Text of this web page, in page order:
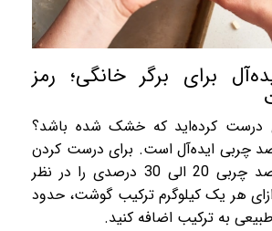
برای برگر خانگی؛ رمز
درست کرده‌اید که خشک شده باشد؟
چربی ایده‌آل است. برای درست کردن
برگر خانگی، باید درصد چربی 20 الی 30 درصدی را در نظر
هر یک کیلوگرم ترکیب گوشت، حدود
به ترکیب اضافه کنید.